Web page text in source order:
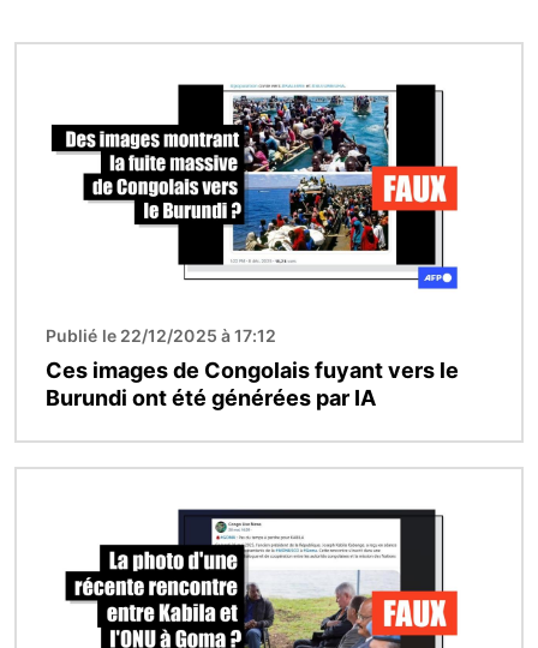
Publié le 22/12/2025 à 17:12
Ces images de Congolais fuyant vers le
Burundi ont été générées par IA